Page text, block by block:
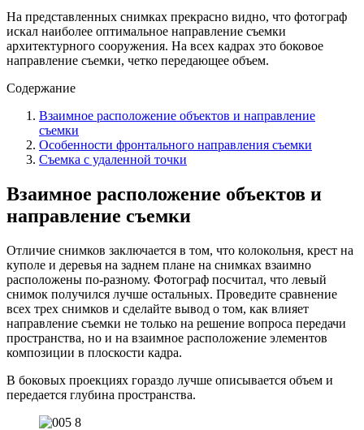
На представленных снимках прекрасно видно, что фотограф
искал наиболее оптимальное направление съемки
архитектурного сооружения. На всех кадрах это боковое
направление съемки, четко передающее объем.
Содержание
Взаимное расположение объектов и направление
съемки
Особенности фронтального направления съемки
Съемка с удаленной точки
Взаимное расположение объектов и
направление съемки
Отличие снимков заключается в том, что колокольня, крест на
куполе и деревья на заднем плане на снимках взаимно
расположены по-разному. Фотограф посчитал, что левый
снимок получился лучше остальных. Проведите сравнение
всех трех снимков и сделайте вывод о том, как влияет
направление съемки не только на решение вопроса передачи
пространства, но и на взаимное расположение элементов
композиции в плоскости кадра.
В боковых проекциях гораздо лучше описывается объем и
передается глубина пространства.